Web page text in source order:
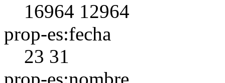
16964 12964
prop-es:fecha
23 31